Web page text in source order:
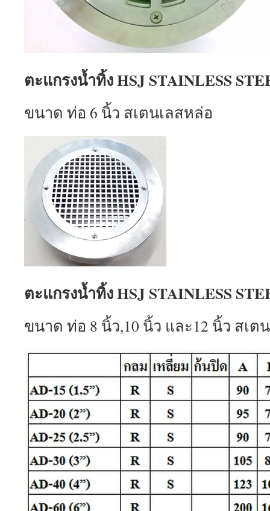
ตะแกรงน้ำทิ้ง HSJ STAINLESS
ขนาด ท่อ 6 นิ้ว สเตนเลสหล่อ
ตะแกรงน้ำทิ้ง HSJ STAINLESS
ขนาด ท่อ 8 นิ้ว,10 นิ้ว และ12 นิ้ว สเต